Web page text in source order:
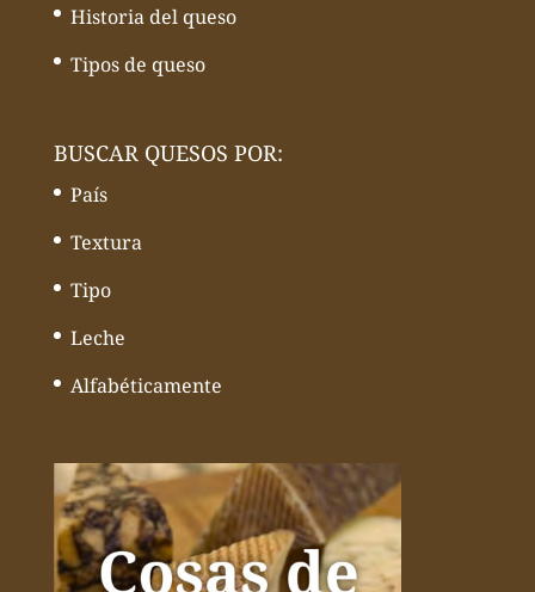
Historia del queso
Tipos de queso
BUSCAR QUESOS POR:
País
Textura
Tipo
Leche
Alfabéticamente